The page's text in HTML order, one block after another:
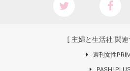
[ 主婦と生活社 関
週刊女性
PASH! PLUS